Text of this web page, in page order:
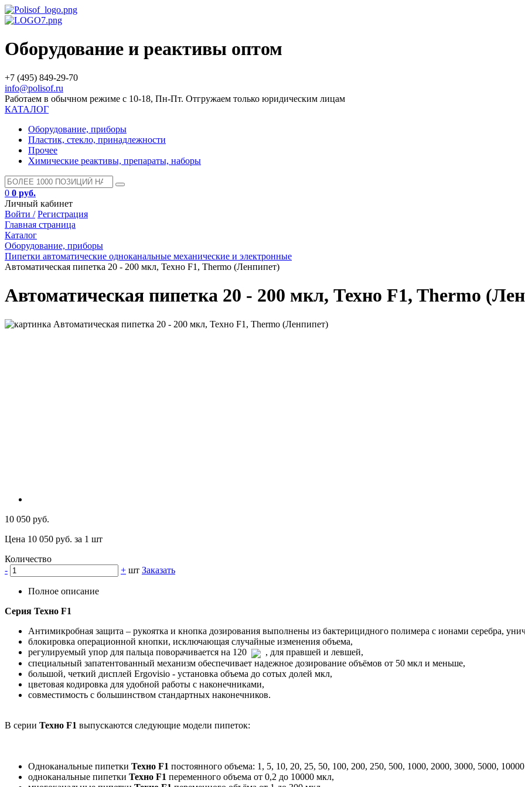
Оборудование и реактивы оптом
+7 (495) 849-29-70
info@polisof.ru
Работаем в обычном режиме с 10-18, Пн-Пт. Отгружаем только юридическим лицам
КАТАЛОГ
Оборудование, приборы
Пластик, стекло, принадлежности
Прочее
Химические реактивы, препараты, наборы
0 0 руб.
Личный кабинет
Войти / Регистрация
Главная страница
Каталог
Оборудование, приборы
Пипетки автоматические одноканальные механические и электронные
Автоматическая пипетка 20 - 200 мкл, Техно F1, Thermo (Ленпипет)
Автоматическая пипетка 20 - 200 мкл, Техно F1, Thermo
10 050 руб.
Цена 10 050 руб. за 1 шт
Количество
-
+ шт Заказать
Полное описание
Серия Техно F1
Антимикробная защита – рукоятка и кнопка дозирования выполнены из бактерицидного полимера с ионами серебра,
блокировка операционной кнопки, исключающая случайные изменения объема,
регулируемый упор для пальца поворачивается на 120
, для правшей и левшей,
специальный запатентованный механизм обеспечивает надежное дозирование объёмов от 50 мкл и меньше,
большой, четкий дисплей Ergovisio - установка объема до сотых долей мкл,
цветовая кодировка для удобной работы с наконечниками,
совместимость с большинством стандартных наконечников.
В серии Техно F1 выпускаются следующие модели пипеток:
Одноканальные пипетки Техно F1 постоянного объема: 1, 5, 10, 20, 25, 50, 100, 200, 250, 500, 1000, 2000, 3000, 5000,
одноканальные пипетки Техно F1 переменного объема от 0,2 до 10000 мкл,